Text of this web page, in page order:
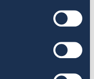
Som
pengar och
bör iaktta